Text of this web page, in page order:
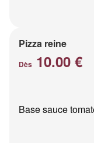
Pizza reine
Dès 10.00 €
Base sauce